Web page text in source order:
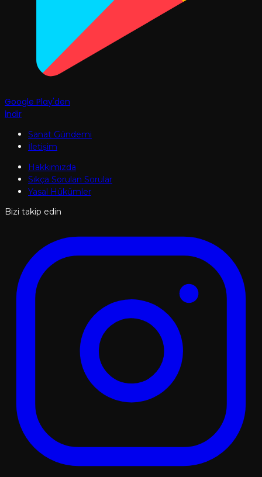
Google Play'den
İndir
Sanat Gündemi
İletişim
Hakkımızda
Sıkça Sorulan Sorular
Yasal Hükümler
Bizi takip edin